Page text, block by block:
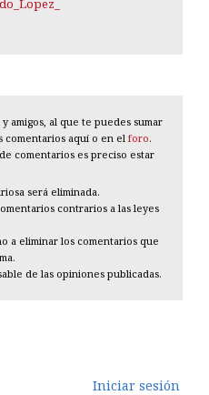
amigos, al que te puedes sumar
aquí o en el foro.
comentarios es preciso estar
será eliminada.
contrarios a las leyes
a eliminar los comentarios que
de las opiniones publicadas.
Iniciar sesión